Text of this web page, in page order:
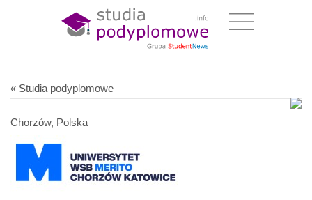
« Studia podyplomowe
Chorzów, Polska